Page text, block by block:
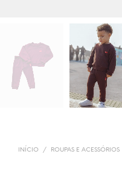
INÍCIO / ROUPAS E ACESSÓRIOS